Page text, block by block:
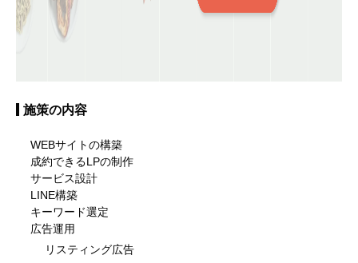
施策の内容
WEBサイトの構築
成約できるLPの制作
サービス設計
LINE構築
キーワード選定
広告運用
リスティング広告